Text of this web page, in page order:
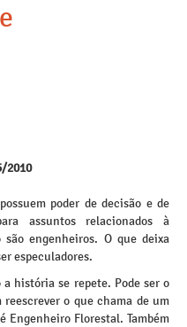
2010
poder de decisão e de
assuntos relacionados à
engenheiros. O que deixa
especuladores.
história se repete. Pode ser o
o que chama de um
Engenheiro Florestal. Também